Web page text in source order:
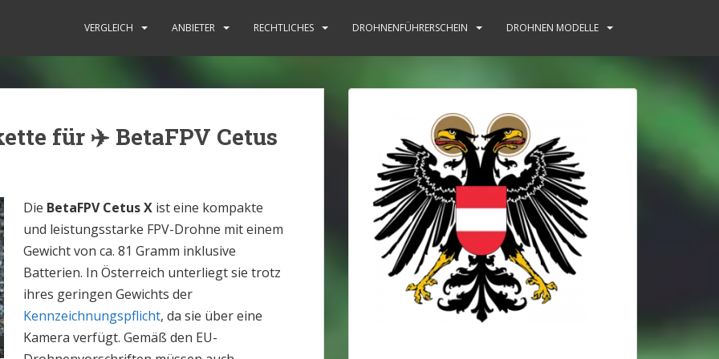
Rechtliche Situation [2025]
VERGLEICH ANBIETER RECHTLICHES DROHNENFÜHRERSCHEIN DROHNEN MODELLE
für ✈️ BetaFPV Cetus
Die BetaFPV Cetus X ist eine kompakte
und leistungsstarke FPV-Drohne mit einem
Gewicht von ca. 81 Gramm inklusive
Batterien. In Österreich unterliegt sie trotz
ihres geringen Gewichts der
Kennzeichnungspflicht, da sie über eine
Kamera verfügt. Gemäß den EU-